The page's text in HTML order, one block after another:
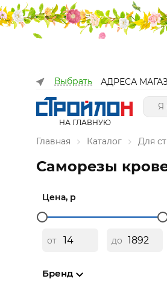
Выбрать АДРЕСА
НА ГЛАВНУЮ
Главная Каталог Для
Саморезы
Цена, р
от до
Бренд